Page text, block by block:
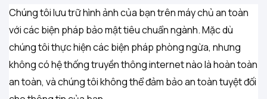
Chúng tôi lưu trữ hình ảnh của bạn trên máy chủ an toàn
với các biện pháp bảo mật tiêu chuẩn ngành. Mặc dù
chúng tôi thực hiện các biện pháp phòng ngừa, nhưng
không có hệ thống truyền thông internet nào là hoàn toàn
an toàn, và chúng tôi không thể đảm bảo an toàn tuyệt đối